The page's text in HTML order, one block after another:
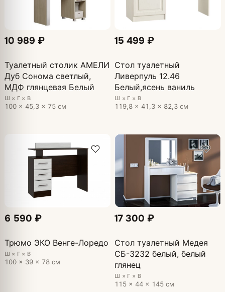
10 989 ₽
Туалетный столик АМЕЛИ
Дуб Сонома светлый,
МДФ глянцевая Белый
Ш × Г × В
100 × 45,3 × 75 см
15 499 ₽
Стол туалетный
Ливерпуль 12.46
Белый,ясень ваниль
Ш × Г × В
119,8 × 41,3 × 82,3 см
6 590 ₽
Трюмо ЭКО Венге-Лоредо
Ш × Г × В
100 × 39 × 78 см
17 300 ₽
Стол туалетный Медея
СБ-3232 белый, белый
глянец
Ш × Г × В
115 × 44 × 145 см